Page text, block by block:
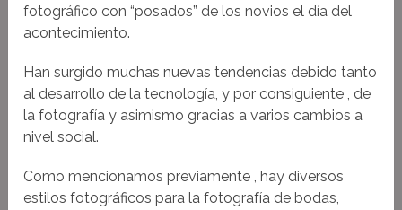
fotográfico con “posados” de los novios el día del
acontecimiento.
Han surgido muchas nuevas tendencias debido tanto
al desarrollo de la tecnología, y por consiguiente , de
la fotografía y asimismo gracias a varios cambios a
nivel social.
Como mencionamos previamente , hay diversos
estilos fotográficos para la fotografía de bodas,